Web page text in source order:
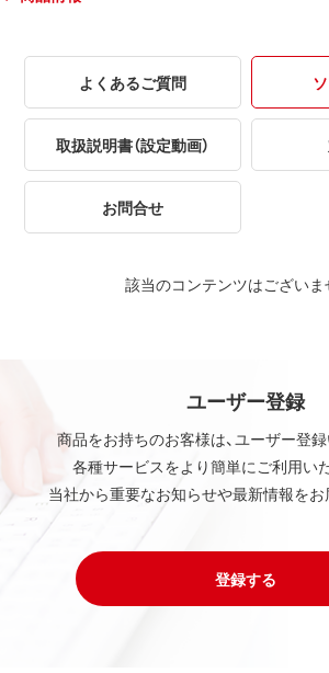
よくあるご質問
取扱説明書（設定動画）
お問合せ
該当のコンテンツはございま
ユーザー登録
商品をお持ちのお客様は、ユーザー登
各種サービスをより簡単にご利用い
当社から重要なお知らせや最新情報をお
登録する